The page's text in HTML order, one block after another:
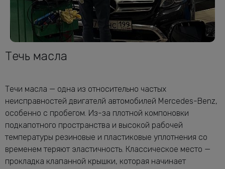
Течь масла
Течи масла — одна из относительно частых
неисправностей двигателй автомобилей Mercedes-Benz,
особенно с пробегом. Из-за плотной компоновки
подкапотного пространства и высокой рабочей
температуры резиновые и пластиковые уплотнения со
временем теряют эластичность. Классическое место —
прокладка клапанной крышки, которая начинает